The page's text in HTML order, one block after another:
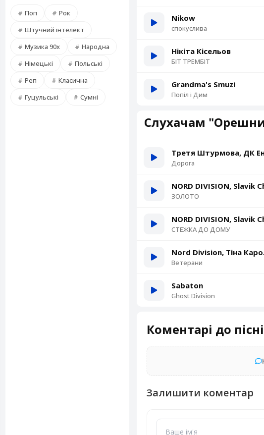
Поп
Рок
Штучний інтелект
Музика 90х
Народна
Німецькі
Польські
Реп
Класична
Гуцульські
Сумні
Nikow
спокуслива
Нікіта Кісельов
БІТ ТРЕМБІТ
Grandma's Smuzi
Попіл і Дим
Слухачам
Третя Штурмова, ДК
Дорога
NORD DIVISION, Slavik
ЗОЛОТО
NORD DIVISION, Slavik
СТЕЖКА ДО ДОМУ
Nord Division, Тіна
Ветерани
Sabaton
Ghost Division
Коментарі до пісні
Залишити коментар